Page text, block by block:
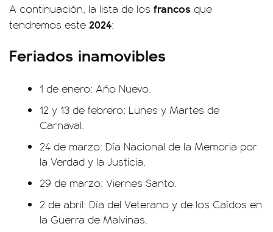
A continuación, la lista de los francos que
tendremos este 2024:
Feriados inamovibles
1 de enero: Año Nuevo.
12 y 13 de febrero: Lunes y Martes de
Carnaval.
24 de marzo: Día Nacional de la Memoria por
la Verdad y la Justicia.
29 de marzo: Viernes Santo.
2 de abril: Día del Veterano y de los Caídos en
la Guerra de Malvinas.